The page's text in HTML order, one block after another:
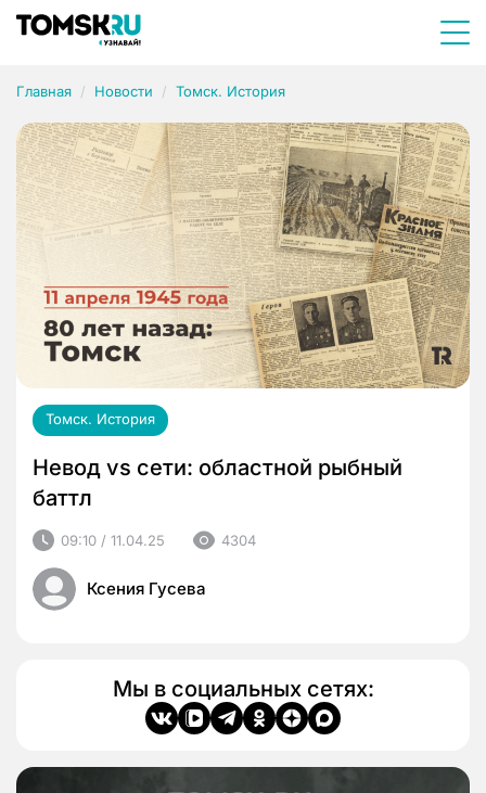
Главная Новости Томск. История
Томск. История
Невод vs сети: областной рыбный
баттл
09:10 / 11.04.25 4304
Ксения Гусева
Мы в социальных сетях: